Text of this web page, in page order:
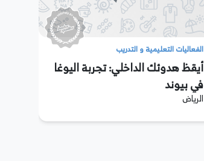
الفعاليات التعليمية و التدريب
أيقظ هدوئك الداخلي: تجربة اليوغا
في بيوند
الرياض